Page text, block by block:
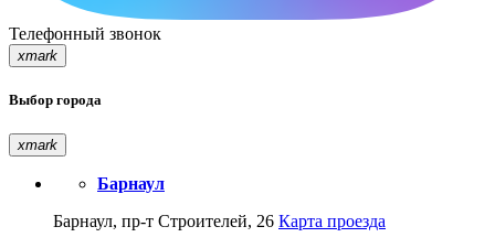
Телефонный звонок
xmark
Выбор города
xmark
Барнаул
Барнаул, пр-т Строителей, 26 Карта проезда